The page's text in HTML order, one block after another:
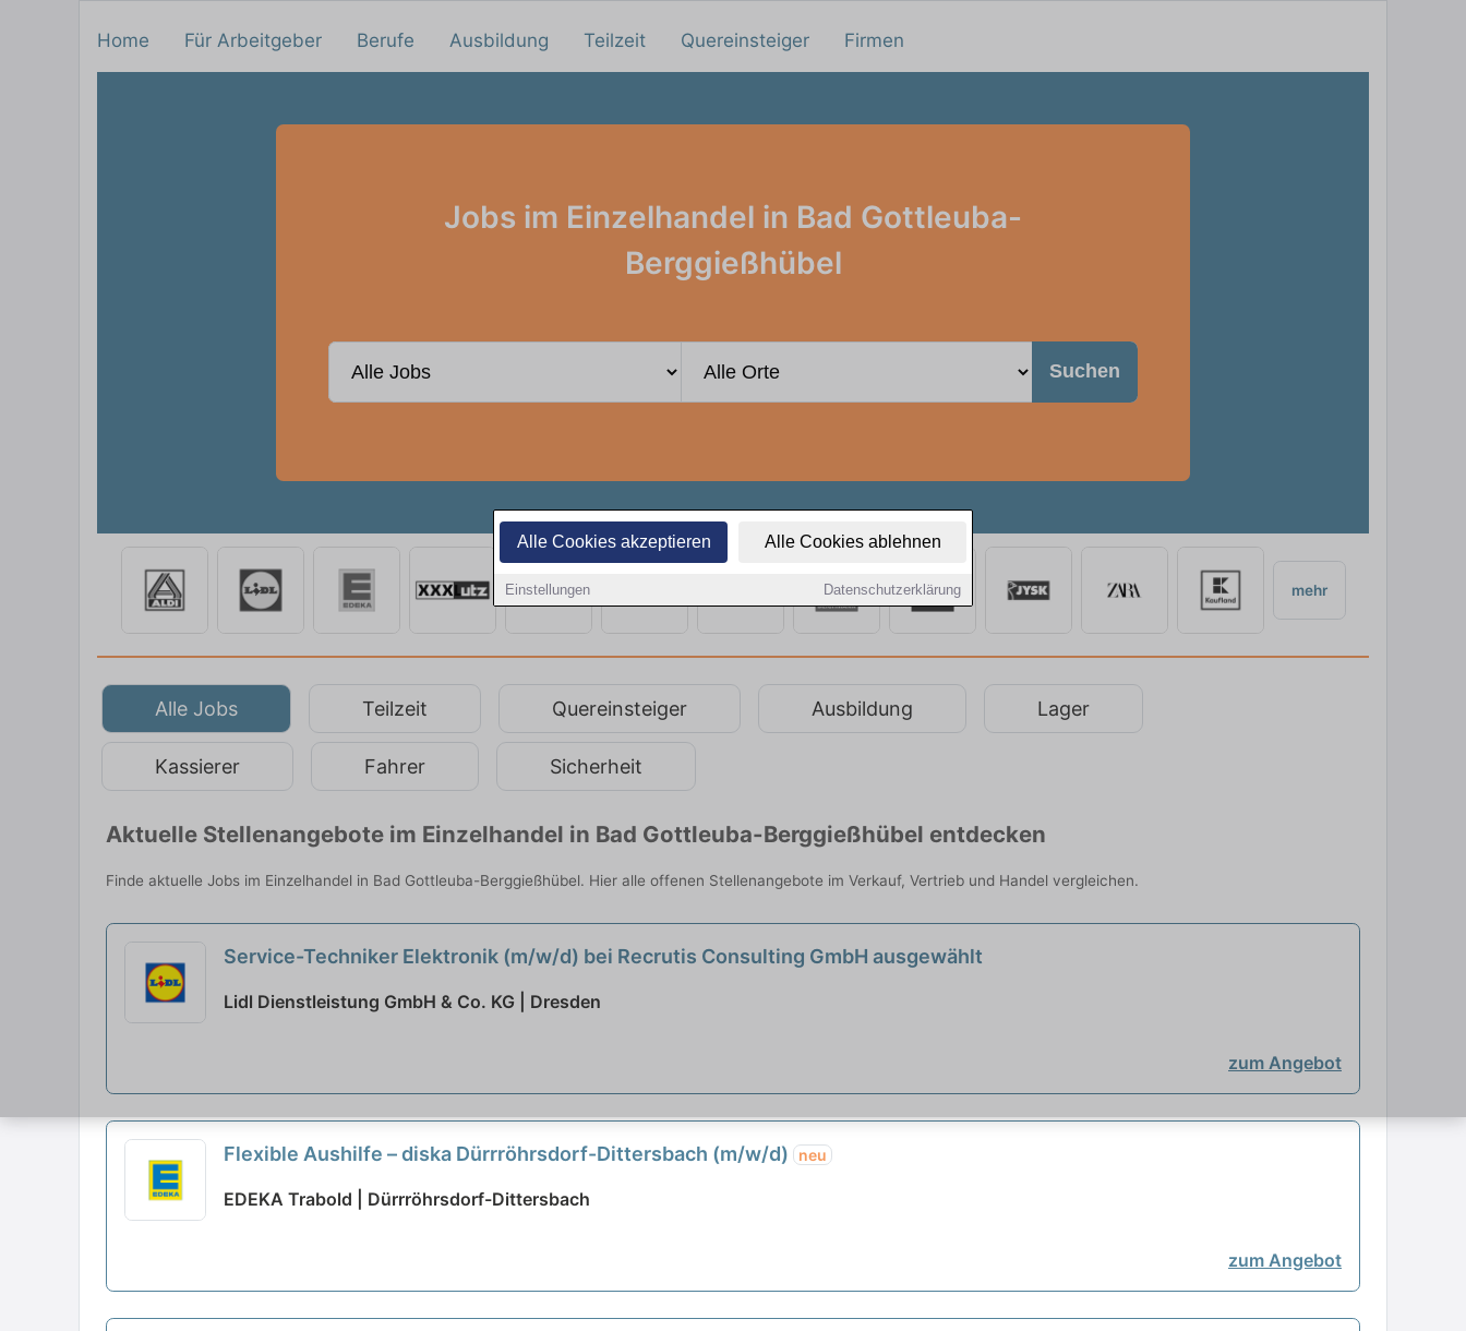
Alle Cookies akzeptieren Alle Cookies ablehnen
Einstellungen Datenschutzerklärung
Home Für Arbeitgeber Berufe Ausbildung Teilzeit Quereinsteiger Firmen
Jobs im Einzelhandel in Bad Gottleuba-
Berggießhübel
Suchen
mehr
Alle Jobs Teilzeit Quereinsteiger Ausbildung Lager
Kassierer Fahrer Sicherheit
Aktuelle Stellenangebote im Einzelhandel in Bad Gottleuba-Berggießhübel entdecken
Finde aktuelle Jobs im Einzelhandel in Bad Gottleuba-Berggießhübel. Hier alle offenen Stellenangebote im Verkauf, Vertrieb und Handel vergleichen.
Service-Techniker Elektronik (m/w/d) bei Recrutis Consulting GmbH ausgewählt
Lidl Dienstleistung GmbH & Co. KG | Dresden
zum Angebot
Flexible Aushilfe – diska Dürrröhrsdorf-Dittersbach (m/w/d) neu
EDEKA Trabold | Dürrröhrsdorf-Dittersbach
zum Angebot